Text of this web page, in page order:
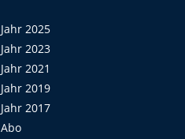
Jahr 2025
Jahr 2023
Jahr 2021
Jahr 2019
Jahr 2017
Abo